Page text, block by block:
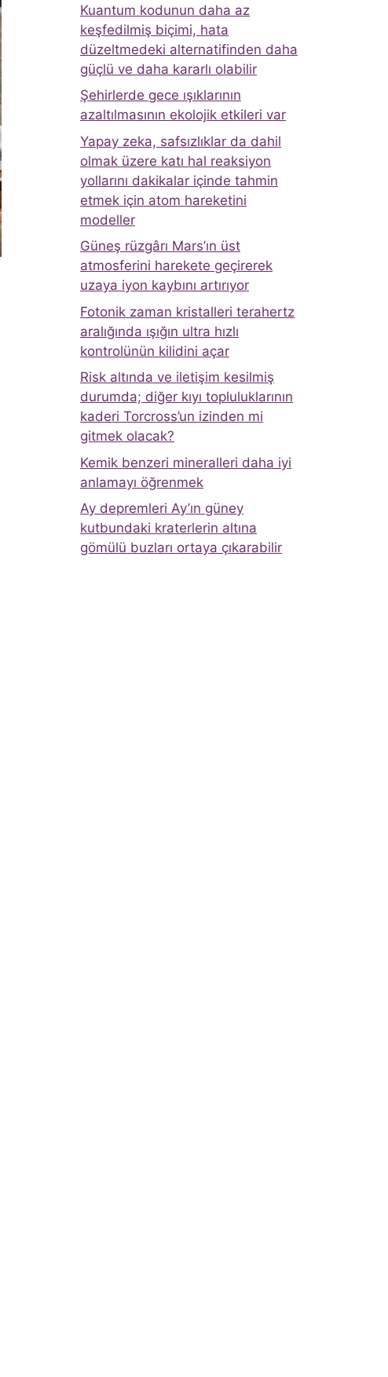
Kuantum kodunun daha az
keşfedilmiş biçimi, hata
düzeltmedeki alternatifinden daha
güçlü ve daha kararlı olabilir
Şehirlerde gece ışıklarının
azaltılmasının ekolojik etkileri var
Yapay zeka, safsızlıklar da dahil
olmak üzere katı hal reaksiyon
yollarını dakikalar içinde tahmin
etmek için atom hareketini
modeller
Güneş rüzgârı Mars’ın üst
atmosferini harekete geçirerek
uzaya iyon kaybını artırıyor
Fotonik zaman kristalleri terahertz
aralığında ışığın ultra hızlı
kontrolünün kilidini açar
Risk altında ve iletişim kesilmiş
durumda; diğer kıyı topluluklarının
kaderi Torcross’un izinden mi
gitmek olacak?
Kemik benzeri mineralleri daha iyi
anlamayı öğrenmek
Ay depremleri Ay’ın güney
kutbundaki kraterlerin altına
gömülü buzları ortaya çıkarabilir